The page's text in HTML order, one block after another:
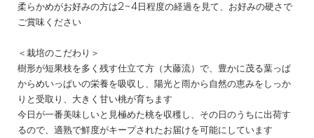
柔らかめがお好みの方は2~4日程度の経過を見て、お好みの硬さで
ご賞味ください
＜栽培のこだわり＞
樹形が短果枝を多く残す仕立て方（大藤流）で、豊かに茂る葉っぱ
からめいっぱいの栄養を吸収し、陽光と雨から自然の恵みをしっか
りと受取り、大きく甘い桃が育ちます
今日が一番美味しいと見極めた桃を収穫し、その日のうちに出荷す
るので、適熟で鮮度がキープされたお届けを可能にしています